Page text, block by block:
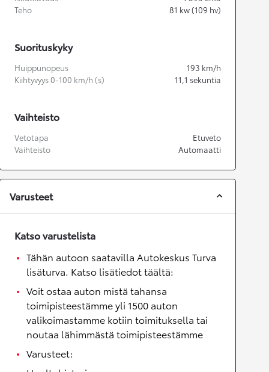
Teho
81 kw (109 hv)
Suorituskyky
Huippunopeus 193 km/h
Kiihtyvyys 0-100 km/h (s)
11,1 sekuntia
Vaihteisto
Vetotapa
Etuveto
Vaihteisto
Automaatti
Varusteet
Katso varustelista
Tähän autoon saatavilla Autokeskus Turva
lisäturva. Katso lisätiedot täältä:
Voit ostaa auton mistä tahansa
toimipisteestämme yli 1500 auton
valikoimastamme kotiin toimituksella tai
noutaa lähimmästä toimipisteestämme
Varusteet: